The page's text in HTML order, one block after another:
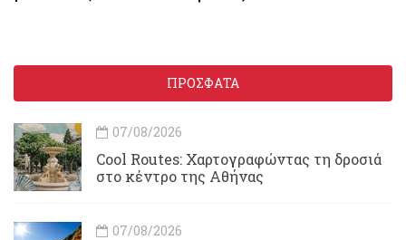
ΠΡΟΣΦΑΤΑ
07/08/2026
Cool Routes: Χαρτογραφώντας τη δροσιά
στο κέντρο της Αθήνας
07/08/2026